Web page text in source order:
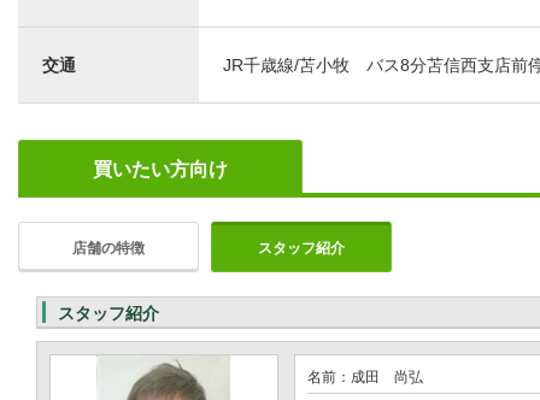
交通 JR千歳線/苫小牧 バス8分苫信西支店前
買いたい方向け
店舗の特徴 スタッフ紹介
スタッフ紹介
名前：成田 尚弘